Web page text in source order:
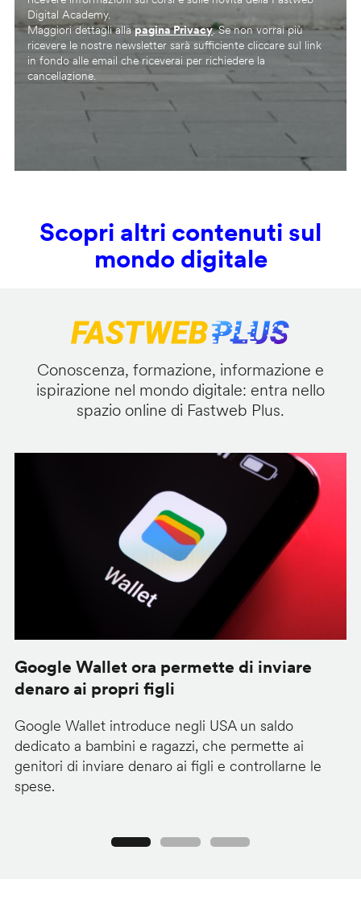
Digital Academy.
Maggiori dettagli allapagina Privacy. Se non vorrai più
ricevere le nostre newsletter sarà sufficiente cliccare sul link
in fondo alle email che riceverai per richiedere la
cancellazione.
Scopri altri contenuti sul
mondo digitale
Conoscenza, formazione, informazione e
ispirazione nel mondo digitale: entra nello
spazio online di Fastweb Plus.
Google Wallet ora permette di inviare
denaro ai propri figli
Google Wallet introduce negli USA un saldo
dedicato a bambini e ragazzi, che permette ai
genitori di inviare denaro ai figli e controllarne le
spese.